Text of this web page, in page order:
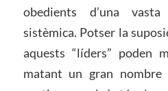
obedients d’una vasta
sistèmica. Potser la
aquests “líders” poden
matant un gran